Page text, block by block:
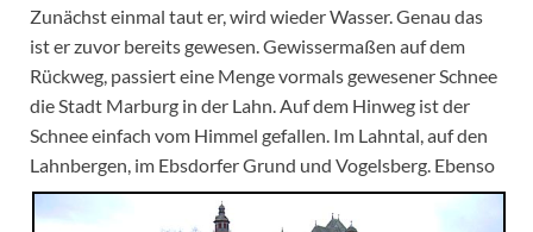
Zunächst einmal taut er, wird wieder Wasser. Genau das
ist er zuvor bereits gewesen. Gewissermaßen auf dem
Rückweg, passiert eine Menge vormals gewesener Schnee
die Stadt Marburg in der Lahn. Auf dem Hinweg ist der
Schnee einfach vom Himmel gefallen. Im Lahntal, auf den
Lahnbergen, im Ebsdorfer Grund und Vogelsberg. Ebenso